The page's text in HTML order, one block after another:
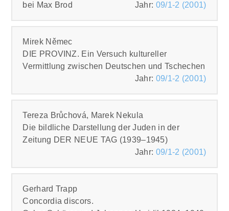
bei Max Brod
Jahr: 09/1-2 (2001)
PDF
Mirek Němec
DIE PROVINZ. Ein Versuch kultureller
Vermittlung zwischen Deutschen und Tschechen
Jahr: 09/1-2 (2001)
PDF
Tereza Brůchová, Marek Nekula
Die bildliche Darstellung der Juden in der
Zeitung DER NEUE TAG (1939–1945)
Jahr: 09/1-2 (2001)
PDF
Gerhard Trapp
Concordia discors.